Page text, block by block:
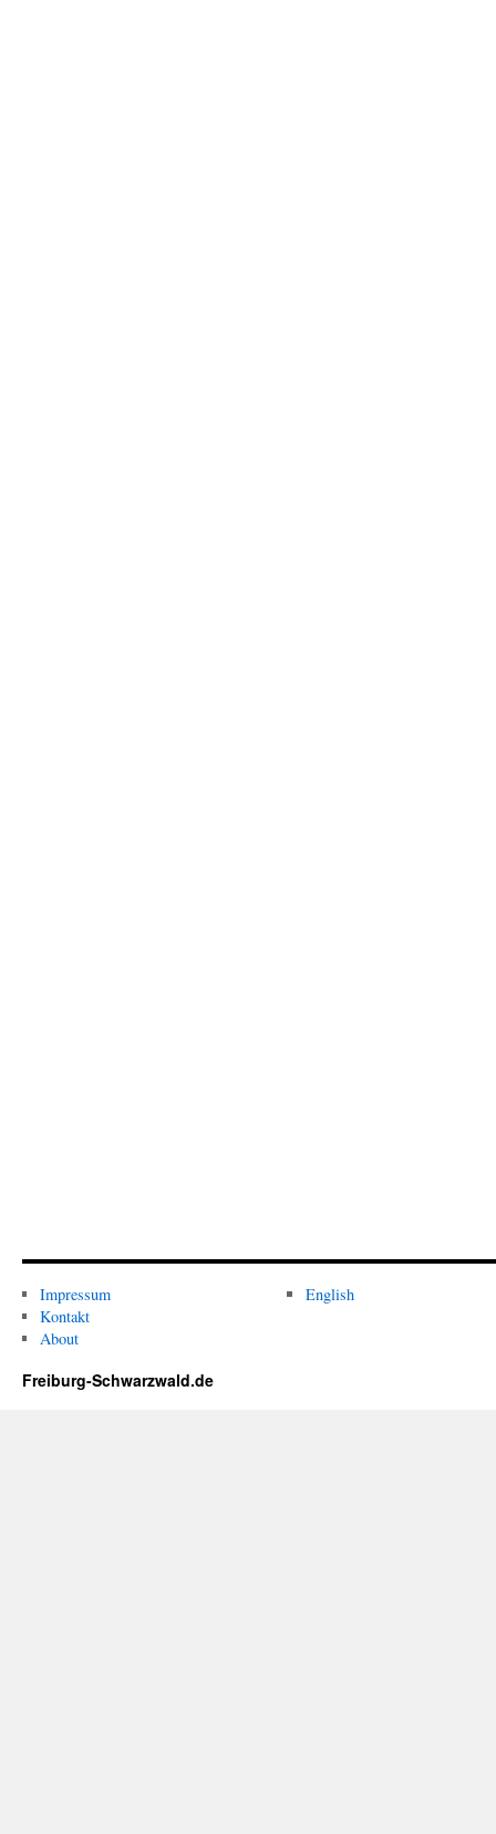
Impressum
Kontakt
About
English
Freiburg-Schwarzwald.de